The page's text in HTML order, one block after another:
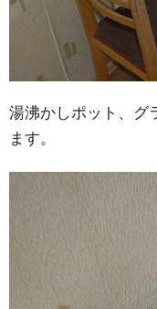
湯沸かしポット、グ
ます。